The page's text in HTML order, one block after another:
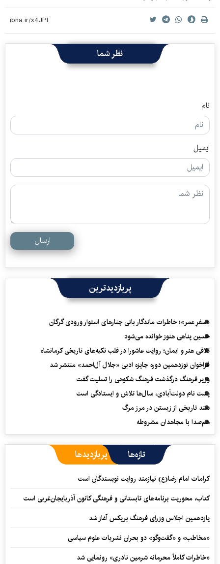
نظر شما
نام
ایمیل
ارسال
پربازدیدترین
«سفرِ عمر»؛ خاطرات ماندگار بانی چنارهای استوار ورودی گرگان
حسین پناهی هنوز خوانده می‌شود
تلاقی هنر و ایمان؛ روایت عاشورا در قلب تکیه‌های تاریخی کرمانشاه
فراخوان نوزدهمین دوره جایزه ادبی «جلال آل‌احمد» منتشر شد
وزیر فرهنگ درگذشت فرهنگ شکوهی را تسلیت گفت
پشت نام دولت‌آبادی، سال‌ها تلاش و ایستادگی است
سند تاریخی از زیستن در مرز مرگ
هم‌صدا با مجاهدان مشروطه
تازه‌ها پربازدیدها
کرامات امام رضا(ع) نیازمند روایت نویسندگان است
کتاب، محوریت برنامه‌های تابستانی و فرهنگی کانون آذربایجان‌غربی است
یازدهمین اجلاس وزرای فرهنگ بریکس آغاز شد
«مخاطب» و «گفت‌وگو» دو بحران نشریات علوم سیاسی
«خاطرات کاملاً محرمانه شرمین نادری» رونمایی شد